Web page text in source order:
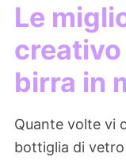
Le
birra in
Quante volte vi
bottiglia di